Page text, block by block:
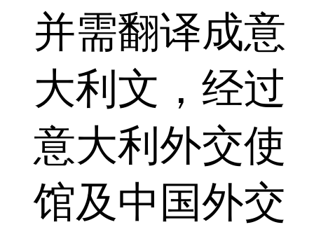
并需翻译成意
大利文，经过
意大利外交使
馆及中国外交